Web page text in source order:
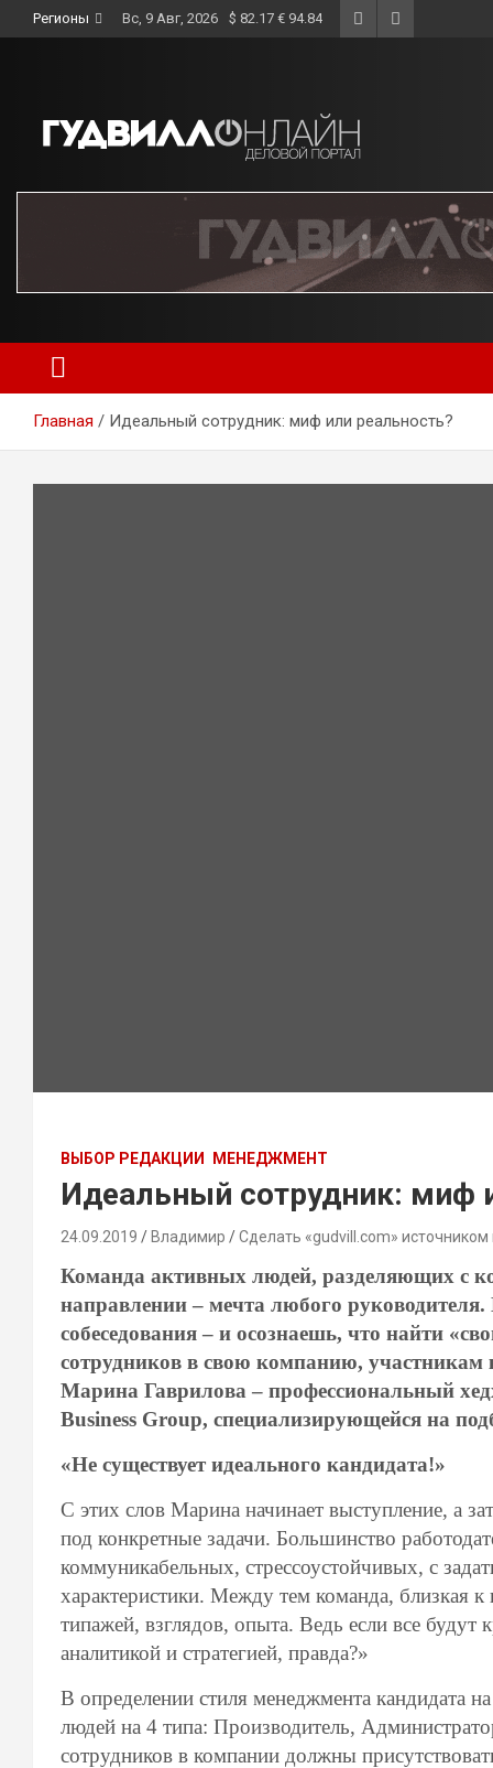
to
Регионы Вс, 9 Авг, 2026 $ 82.17 € 94.84
Главная Идеальный сотрудник: миф или реальность?
ВЫБОР РЕДАКЦИИ МЕНЕДЖМЕНТ
Идеальный сотрудник: миф
24.09.2019 Владимир Сделать «gudvill.com» источником
Команда активных людей, разделя­ющих с
направлении – мечта любого
собеседования – и осознаешь, что найти
сотрудников в свою компанию, участникам
Марина Гаври­лова – профессиональный
Business Group, специализирующейся на
«Не существует идеального кандидата!»
С этих слов Марина начинает высту­пление, а
под конкретные задачи. Большинство
коммуника­бельных, стрессоустойчивых, с
характеристики. Между тем команда, близкая
типажей, взглядов, опыта. Ведь если все
аналитикой и стратегией, правда?»
В определении стиля менеджмента кандидата
людей на 4 типа: Производитель,
сотрудников в компании должны